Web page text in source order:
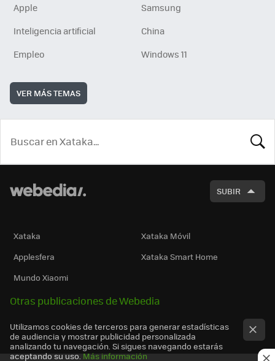
Apple
Samsung
Inteligencia artificial
China
Empleo
Windows 11
VER MÁS TEMAS
SUBIR
Xataka
Xataka Móvil
Applesfera
Xataka Smart Home
Mundo Xiaomi
Otras publicaciones de Webedia
Utilizamos cookies de terceros para generar estadísticas
de audiencia y mostrar publicidad personalizada
analizando tu navegación. Si sigues navegando estarás
aceptando su uso. Más información